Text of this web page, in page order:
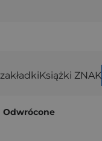
Książki ZNAK
Odwrócone